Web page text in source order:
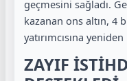
geçmesini sağladı.
kazanan ons altın, 4
yatırımcısına yeniden
ZAYIF